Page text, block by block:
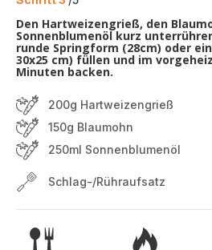
Den Hartweizengrieß, den
Sonnenblumenöl kurz
runde Springform (28cm) oder
30x25 cm) füllen und im
Minuten backen.
200g Hartweizengrieß
150g Blaumohn
250ml Sonnenblumenöl
Schlag-/Rühraufsatz